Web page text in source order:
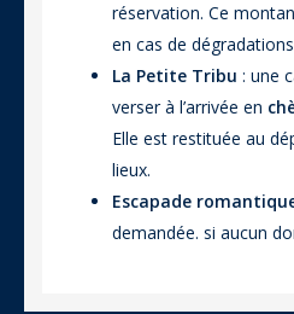
réservation. Ce
en cas de
La Petite Tribu : une
verser à l’arrivée en
Elle est restituée au
lieux.
Escapade
demandée. si aucun